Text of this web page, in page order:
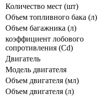
Количество мест (шт)
Объем топливного бака (л)
Объем багажника (л)
коэффициент лобового
сопротивления (Cd)
Двигатель
Модель двигателя
Объем двигателя (мл)
Объем двигателя (л)